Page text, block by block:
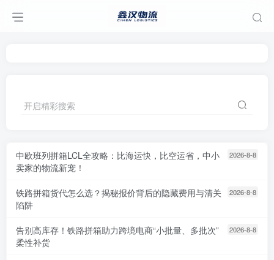
开启精彩搜索
2026-8-8
中欧班列拼箱LCL全攻略：比海运快，比空运省，中小
卖家的物流新宠！
2026-8-8
铁路拼箱货代怎么选？揭秘报价背后的隐藏费用与清关
陷阱
2026-8-8
告别高库存！铁路拼箱助力跨境电商“小批量、多批次”
柔性补货